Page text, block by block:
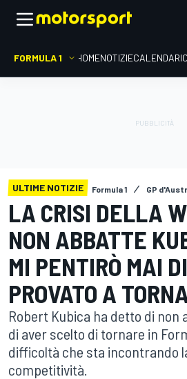
FORMULA 1 HOMENOTIZIECALENDARIO
ULTIME NOTIZIE Formula 1 GP
LA CRISI DELLA
NON ABBATTE
MI PENTIRÒ MAI
PROVATO A
Robert Kubica ha detto di non
di aver scelto di tornare in
difficoltà che sta incontrando
competitività.